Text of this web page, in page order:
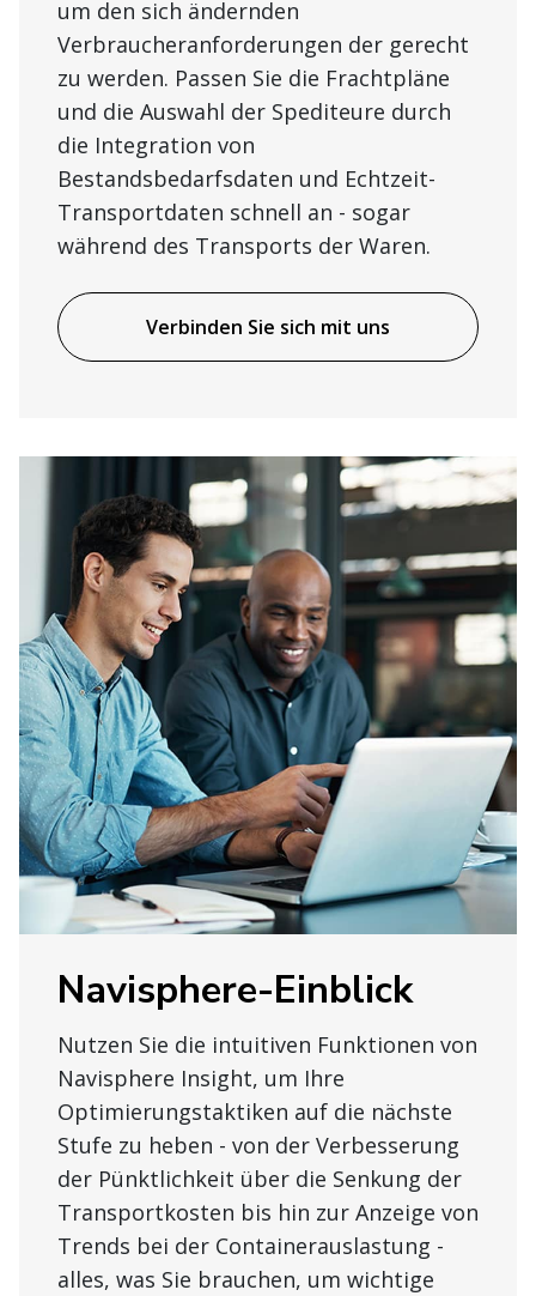
um den sich ändernden
Verbraucheranforderungen der gerecht
zu werden. Passen Sie die Frachtpläne
und die Auswahl der Spediteure durch
die Integration von
Bestandsbedarfsdaten und Echtzeit-
Transportdaten schnell an - sogar
während des Transports der Waren.
Verbinden Sie sich mit uns
Navisphere-Einblick
Nutzen Sie die intuitiven Funktionen von
Navisphere Insight, um Ihre
Optimierungstaktiken auf die nächste
Stufe zu heben - von der Verbesserung
der Pünktlichkeit über die Senkung der
Transportkosten bis hin zur Anzeige von
Trends bei der Containerauslastung -
alles, was Sie brauchen, um wichtige